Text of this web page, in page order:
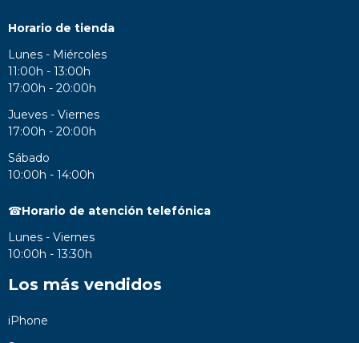
Horario de tienda
Lunes - Miércoles
11:00h - 13:00h
17:00h - 20:00h
Jueves - Viernes
17:00h - 20:00h
Sábado
10:00h - 14:00h
☎Horario de atención telefónica
Lunes - Viernes
10:00h - 13:30h
Los más vendidos
iPhone